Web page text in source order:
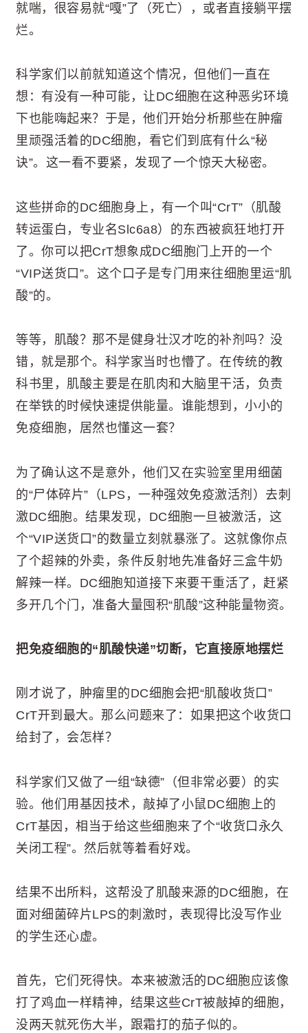
就喘，很容易就“嘎”了（死亡），或者直接躺平摆
烂。
科学家们以前就知道这个情况，但他们一直在
想：有没有一种可能，让DC细胞在这种恶劣环境
下也能嗨起来？于是，他们开始分析那些在肿瘤
里顽强活着的DC细胞，看它们到底有什么“秘
诀”。这一看不要紧，发现了一个惊天大秘密。
这些拼命的DC细胞身上，有一个叫“CrT”（肌酸
转运蛋白，专业名Slc6a8）的东西被疯狂地打开
了。你可以把CrT想象成DC细胞门上开的一个
“VIP送货口”。这个口子是专门用来往细胞里运“肌
酸”的。
等等，肌酸？那不是健身壮汉才吃的补剂吗？没
错，就是那个。科学家当时也懵了。在传统的教
科书里，肌酸主要是在肌肉和大脑里干活，负责
在举铁的时候快速提供能量。谁能想到，小小的
免疫细胞，居然也懂这一套？
为了确认这不是意外，他们又在实验室里用细菌
的“尸体碎片”（LPS，一种强效免疫激活剂）去刺
激DC细胞。结果发现，DC细胞一旦被激活，这
个“VIP送货口”的数量立刻就暴涨了。这就像你点
了个超辣的外卖，条件反射地先准备好三盒牛奶
解辣一样。DC细胞知道接下来要干重活了，赶紧
多开几个门，准备大量囤积“肌酸”这种能量物资。
把免疫细胞的“肌酸快递”切断，它直接原地摆烂
刚才说了，肿瘤里的DC细胞会把“肌酸收货口”
CrT开到最大。那么问题来了：如果把这个收货口
给封了，会怎样？
科学家们又做了一组“缺德”（但非常必要）的实
验。他们用基因技术，敲掉了小鼠DC细胞上的
CrT基因，相当于给这些细胞来了个“收货口永久
关闭工程”。然后就等着看好戏。
结果不出所料，这帮没了肌酸来源的DC细胞，在
面对细菌碎片LPS的刺激时，表现得比没写作业
的学生还心虚。
首先，它们死得快。本来被激活的DC细胞应该像
打了鸡血一样精神，结果这些CrT被敲掉的细胞，
没两天就死伤大半，跟霜打的茄子似的。